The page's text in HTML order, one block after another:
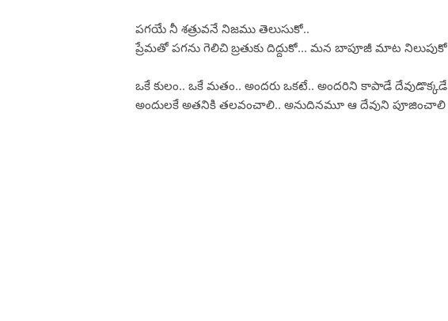
పగయే నీ శత్రువనే నిజము తెలుసుకో..
ప్రేమతో పగను గెలిచి బ్రతుకు దిద్దుకో... మన బాపూజీ మాట నిలుపుకో
ఒకే కులం.. ఒకే మతం.. అందరు ఒకటే.. అందరిని కాపాడే దేవుడొక్కడే
అందులకే అతనికి తలవంచాలి.. అనుదినమూ ఆ దేవుని పూజించాలి